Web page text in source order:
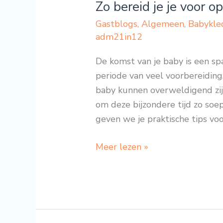
Zo bereid je je voor
Gastblogs,Algemeen,
adm21in12
De komst van je baby is een
periode van veel
baby kunnen overweldigend
om deze bijzondere tijd zo
geven we je praktische tips
Meer lezen »